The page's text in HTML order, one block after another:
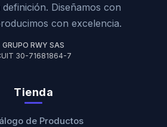
Diseñamos con
con excelencia.
GRUPO RWY SAS
30-71681864-7
Tienda
de Productos